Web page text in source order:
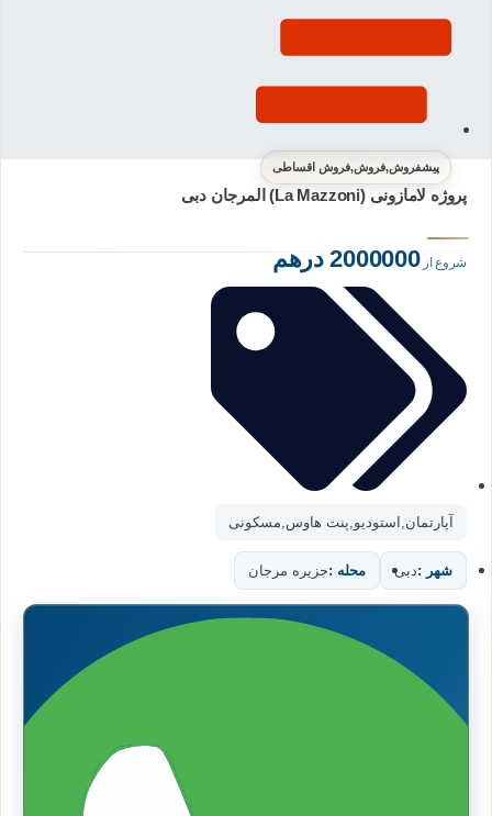
پروژه لامازونی (La Mazzoni) المرجان دبی
پیشفروش,فروش,فروش اقساطی
شروع از2000000 درهم
آپارتمان,استودیو ,پنت هاوس, مسکونی
شهر : دبی محله :جزیره مرجان